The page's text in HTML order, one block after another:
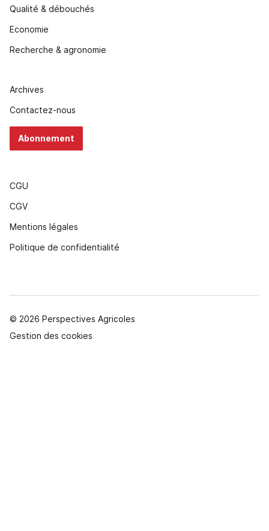
Qualité & débouchés
Economie
Recherche & agronomie
Archives
Contactez-nous
Abonnement
CGU
CGV
Mentions légales
Politique de confidentialité
© 2026 Perspectives Agricoles
Gestion des cookies